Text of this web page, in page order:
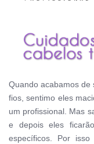
Quando acabamos de
fios, sentimo eles
um profissional. Mas
e depois eles
específicos. Por